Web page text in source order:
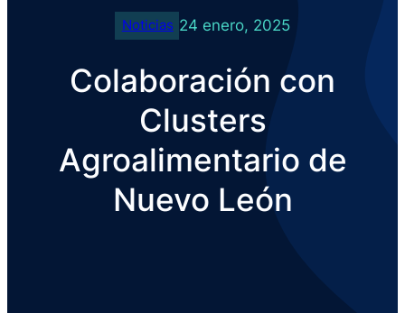
Noticias 24 enero, 2025
Colaboración con
Clusters
Agroalimentario de
Nuevo León